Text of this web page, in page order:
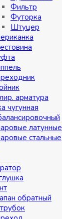
Фильтр
Футорка
Штуцер
арматура
чугунная
латунные
стальные
обратный